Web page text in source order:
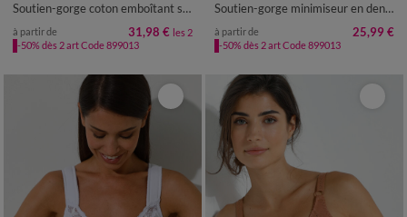
Soutien-gorge coton emboîtant sans armatures - lot de 2
à partir de 31,98 € les 2
-50% dès 2 art Code 899013
Soutien-gorge minimiseur en dentelle florale - sans armatures
à partir de 25,99 €
-50% dès 2 art Code 899013